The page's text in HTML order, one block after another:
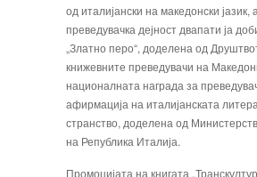
од италијански на македонски јазик,
преведувачка дејност двапати ја
„Златно перо“, доделена од
книжевните преведувачи на
националната награда за
афирмација на италијанската
странство, доделена од
на Република Италија.
Промоцијата на книгата